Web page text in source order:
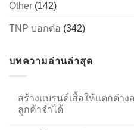
Other (142)
TNP บอกต่อ (342)
บทความอ่านล่าสุด
สร้างแบรนด์เสื้อให้แตกต่าง
ลูกค้าจำได้